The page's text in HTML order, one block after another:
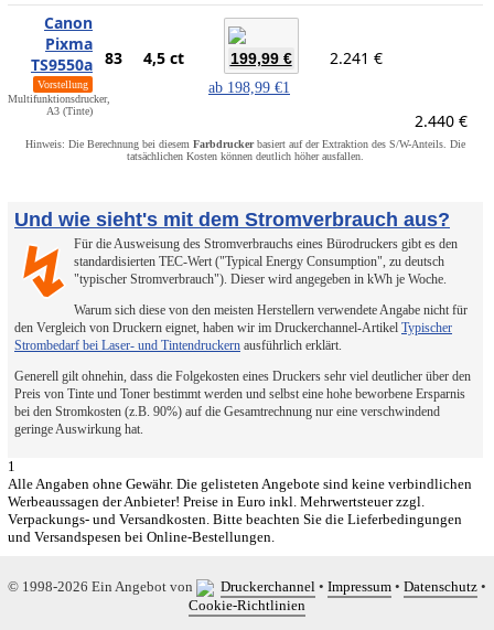
Canon
Pixma
TS9550a
Vorstellung
Multifunktionsdrucker,
A3 (Tinte)
83 4,5 ct 199,99 €
ab 198,99 €1
2.241 €
2.440 €
Hinweis: Die Berechnung bei diesem Farbdruckerbasiert auf der Extraktion des S/W-Anteils. Die
tatsächlichen Kosten können deutlich höher ausfallen.
Und wie sieht's mit dem Stromverbrauch aus?
↯
Für die Ausweisung des Stromverbrauchs eines Bürodruckers gibt es den
standardisierten TEC-Wert ("Typical Energy Consumption", zu deutsch
"typischer Stromverbrauch"). Dieser wird angegeben in kWh je Woche.
Warum sich diese von den meisten Herstellern verwendete Angabe nicht für
den Vergleich von Druckern eignet, haben wir im Druckerchannel-Artikel Typischer
Strombedarf bei Laser- und Tintendruckern ausführlich erklärt.
Generell gilt ohnehin, dass die Folgekosten eines Druckers sehr viel deutlicher über den
Preis von Tinte und Toner bestimmt werden und selbst eine hohe beworbene Ersparnis
bei den Stromkosten (z.B. 90%) auf die Gesamtrechnung nur eine verschwindend
geringe Auswirkung hat.
1
Alle Angaben ohne Gewähr. Die gelisteten Angebote sind keine verbindlichen
Werbeaussagen der Anbieter! Preise in Euro inkl. Mehrwertsteuer zzgl.
Verpackungs- und Versandkosten. Bitte beachten Sie die Lieferbedingungen
und Versandspesen bei Online-Bestellungen.
© 1998-2026 Ein Angebot von Druckerchannel • Impressum • Datenschutz •
Cookie-Richtlinien